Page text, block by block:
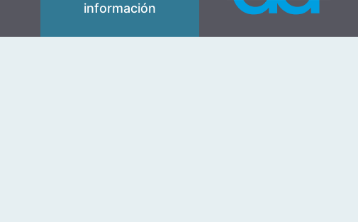
información